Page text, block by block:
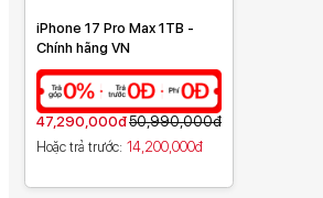
iPhone 17 Pro Max 1TB -
Chính hãng VN
47,290,000đ50,990,000đ
Hoặc trả trước 14,200,000đ